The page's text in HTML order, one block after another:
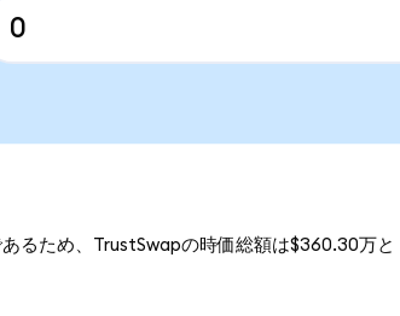
るため、TrustSwapの時価総額は$360.30万と